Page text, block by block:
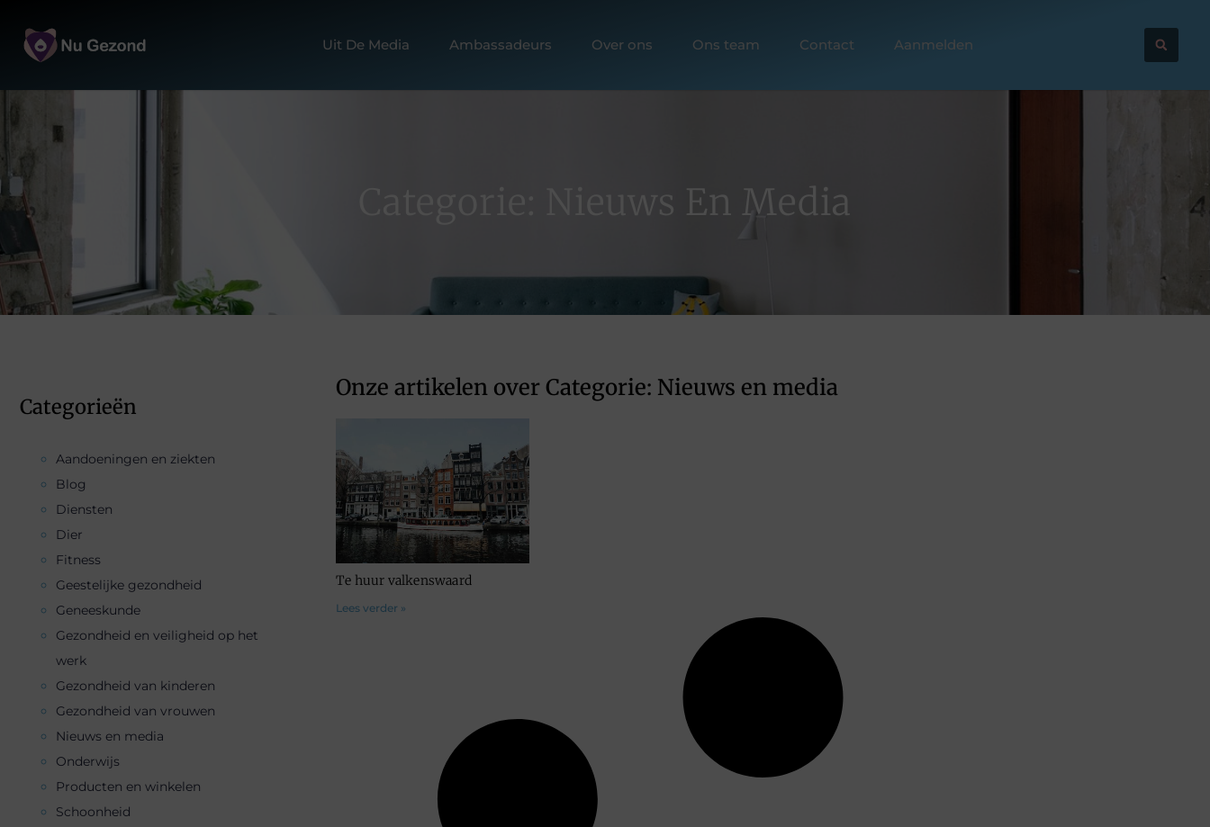
Uit De Media Ambassadeurs Over ons Ons team Contact Aanmelden
Categorie: Nieuws En Media
Categorieën
Aandoeningen en ziekten
Blog
Diensten
Dier
Fitness
Geestelijke gezondheid
Geneeskunde
Gezondheid en veiligheid op het
werk
Gezondheid van kinderen
Gezondheid van vrouwen
Nieuws en media
Onderwijs
Producten en winkelen
Schoonheid
Onze artikelen over Categorie: Nieuws en media
Te huur valkenswaard
Lees verder »